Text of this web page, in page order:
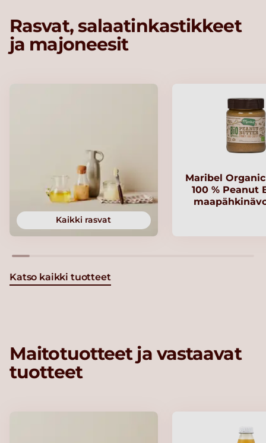
Rasvat, salaatinkastikkeet
ja majoneesit
Kaikki rasvat
Maribel
100 % Peanut
Katso kaikki tuotteet
Maitotuotteet ja vastaavat
tuotteet